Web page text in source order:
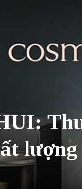
lượng